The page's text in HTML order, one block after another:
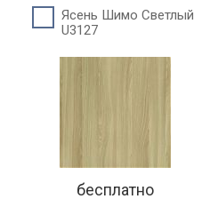
Ясень Шимо Светлый
U3127
бесплатно